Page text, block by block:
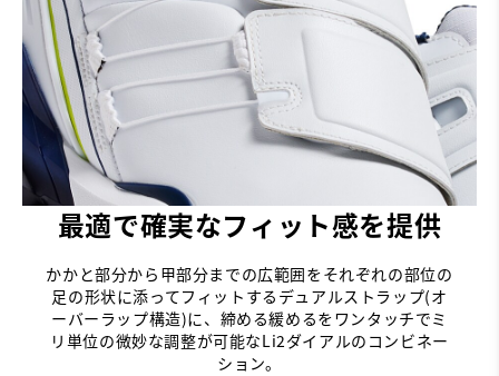
最適で確実なフィット感を提供
かかと部分から甲部分までの広範囲をそれぞれの部位の
足の形状に添ってフィットするデュアルストラップ(オ
ーバーラップ構造)に、締める緩めるをワンタッチでミ
リ単位の微妙な調整が可能なLi2ダイアルのコンビネー
ション。